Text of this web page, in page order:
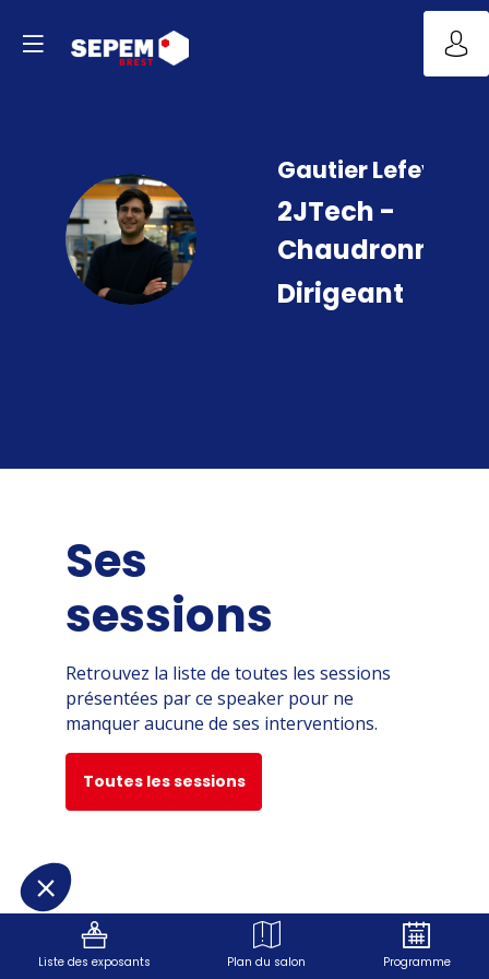
GL
GautierLefevre
2JTech -
Chaudronnerie
Dirigeant
Ses
sessions
Retrouvez la liste de toutes les sessions
présentées par ce speaker pour ne
manquer aucune de ses interventions.
Toutes les sessions
Liste des exposants Plan du salon Programme